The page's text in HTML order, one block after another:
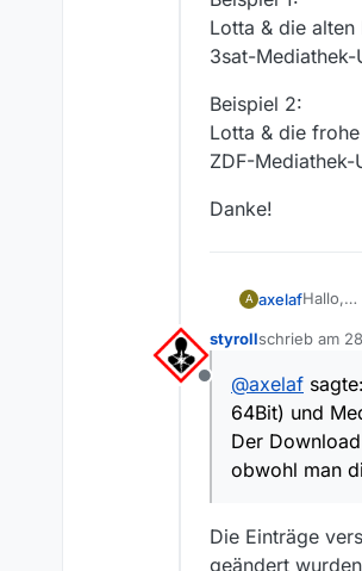
Lotta & die alten
3sat-
Beispiel 2:
Lotta & die
ZDF-
Danke!
A axelafHallo,
Bis vor
(bis auf
Der
Filme
3sat-
Lotta &
ZDF-
Danke!
Offline
styrollschrieb am
zuletzt
@axelaf
64Bit) und
Der
obwohl man
Die Einträge
geändert